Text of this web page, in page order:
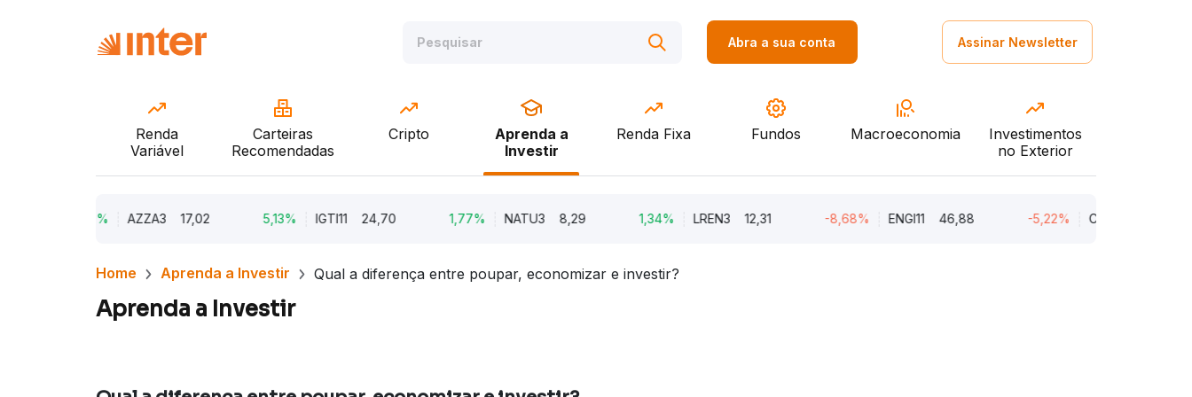
Abra a sua conta Assinar Newsletter
Renda
Variável
Carteiras
Recomendadas
Cripto
Aprenda a
Investir
Renda Fixa Fundos Macroeconomia
Investimentos
no Exterior
9,79% AZZA3 17,02 5,13% IGTI11 24,70 1,77% NATU3 8,29 1,34% LREN3 12,31 -8,68% ENGI11 46,88 -5,22% CMIN3
Home Aprenda a Investir Qual a diferença entre poupar, economizar e investir?
Aprenda a Investir